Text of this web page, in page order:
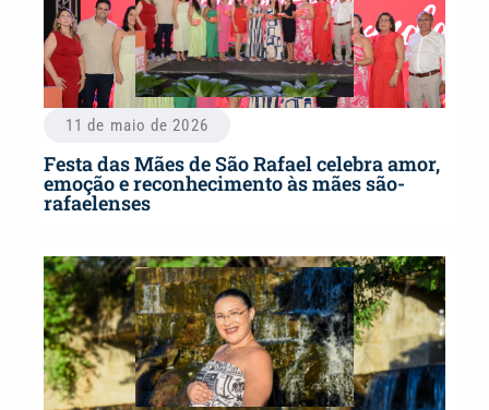
11 de maio de 2026
Festa das Mães de São Rafael celebra amor,
emoção e reconhecimento às mães são-
rafaelenses